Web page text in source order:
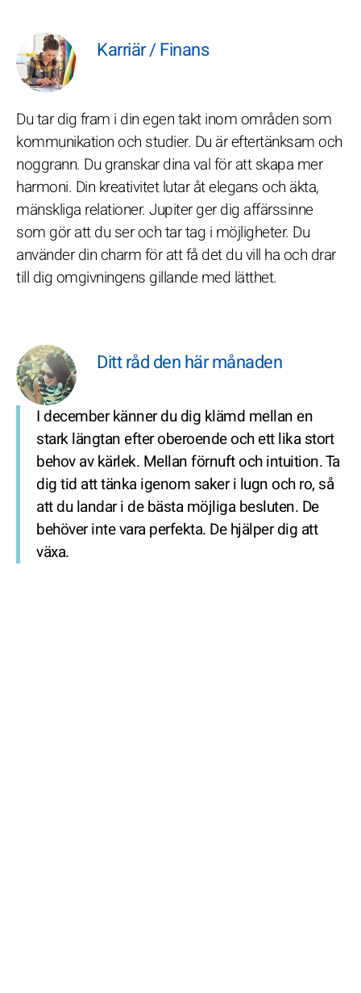
Karriär / Finans
Du tar dig fram i din egen takt inom områden som
kommunikation och studier. Du är eftertänksam och
noggrann. Du granskar dina val för att skapa mer
harmoni. Din kreativitet lutar åt elegans och äkta,
mänskliga relationer. Jupiter ger dig affärssinne
som gör att du ser och tar tag i möjligheter. Du
använder din charm för att få det du vill ha och drar
till dig omgivningens gillande med lätthet.
Ditt råd den här månaden
I december känner du dig klämd mellan en
stark längtan efter oberoende och ett lika stort
behov av kärlek. Mellan förnuft och intuition. Ta
dig tid att tänka igenom saker i lugn och ro, så
att du landar i de bästa möjliga besluten. De
behöver inte vara perfekta. De hjälper dig att
växa.